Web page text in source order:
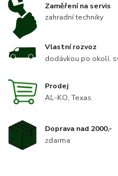
Zaměření na servis
zahradní techniky
Vlastní rozvoz
dodávkou po okolí,
Prodej
AL-KO, Texas
Doprava nad 2000,-
zdarma